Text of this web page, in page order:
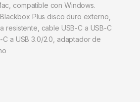
compatible con Windows.
Plus disco duro externo,
resistente, cable USB-C a USB-C
C a USB 3.0/2.0, adaptador de